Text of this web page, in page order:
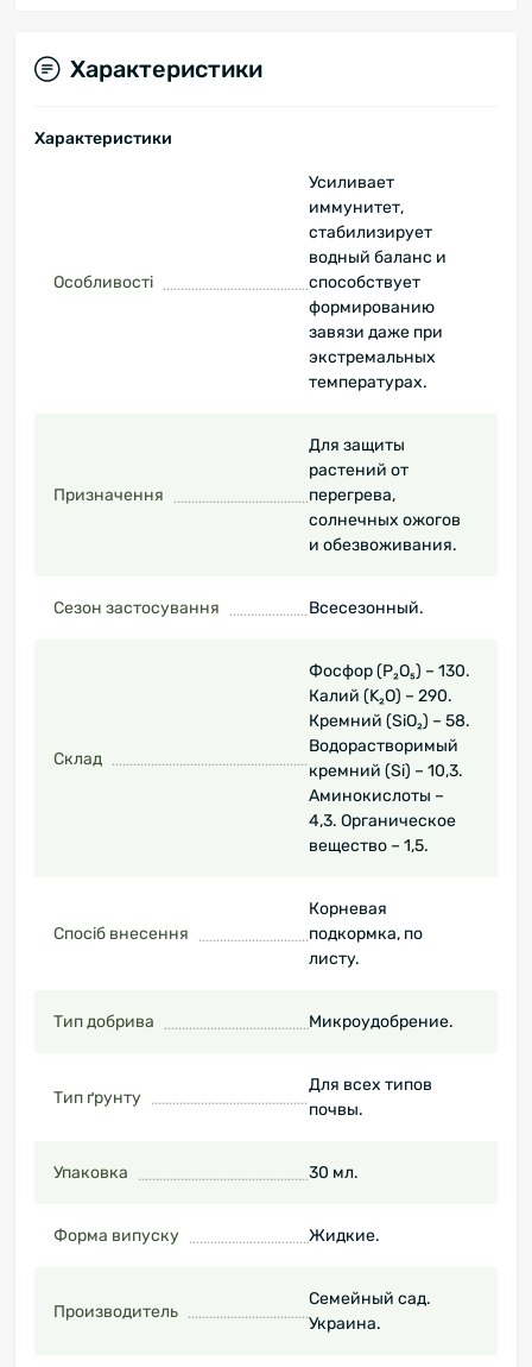
Характеристики
Характеристики
Особливості
Усиливает
иммунитет,
стабилизирует
водный баланс и
способствует
формированию
завязи даже при
экстремальных
температурах.
Призначення
Для защиты
растений от
перегрева,
солнечных ожогов
и обезвоживания.
Сезон застосування Всесезонный.
Склад
Фосфор (P₂O₅) – 130.
Калий (K₂O) – 290.
Кремний (SiO₂) – 58.
Водорастворимый
кремний (Si) – 10,3.
Аминокислоты –
4,3. Органическое
вещество – 1,5.
Спосіб внесення
Корневая
подкормка, по
листу.
Тип добрива Микроудобрение.
Тип ґрунту
Для всех типов
почвы.
Упаковка 30 мл.
Форма випуску Жидкие.
Производитель
Семейный сад.
Украина.